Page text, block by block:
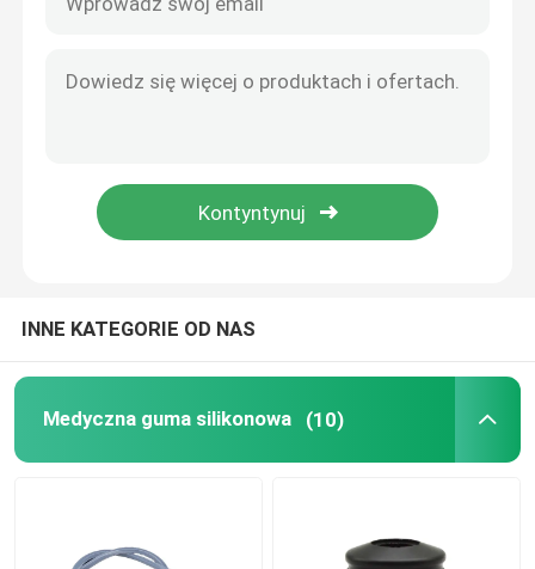
Rurka infuzyjna
INNE KATEGORIE OD NAS
Medyczna guma silikonowa (10)